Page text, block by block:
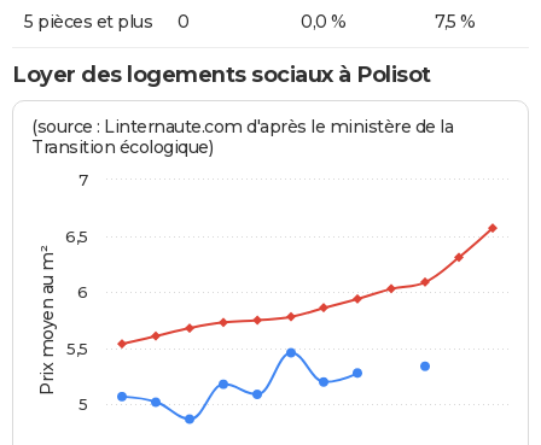
5 pièces et plus 0 0,0 % 7,5 %
Loyer des logements sociaux à Polisot
Prix moyen au m²
(source : Linternaute.com d'après le ministère de la
Transition écologique)
5
5,5
6
6,5
7